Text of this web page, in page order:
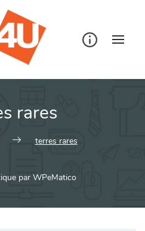
rares
terres rares
par WPeMatico